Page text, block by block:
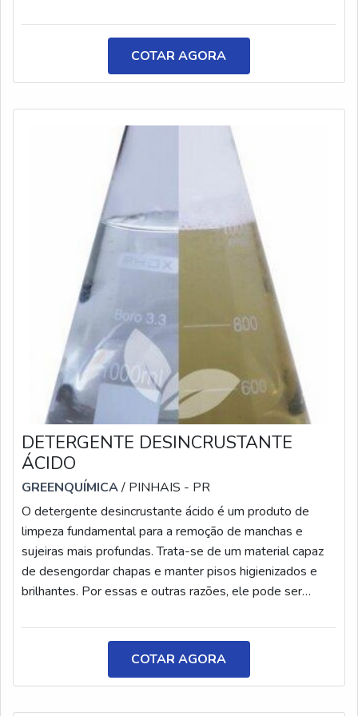
COTAR AGORA
DETERGENTE DESINCRUSTANTE
ÁCIDO
GREENQUÍMICA/ PINHAIS - PR
O detergente desincrustante ácido é um produto de
limpeza fundamental para a remoção de manchas e
sujeiras mais profundas. Trata-se de um material capaz
de desengordar chapas e manter pisos higienizados e
brilhantes. Por essas e outras razões, ele pode ser
em residências. Dessa forma, o detergente
desincrustante ácido destaca-se por ser um produto
muito mais potente do que os detergentes
convencionais e limpadores comuns, podendo ser
aplicado, inclusive, em obras da construção civil. Assim,
COTAR AGORA